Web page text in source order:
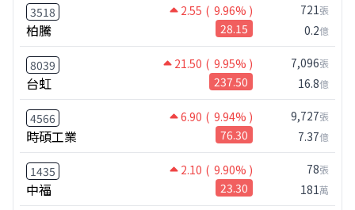
3518 2.55 ( 9.96% )
柏騰 28.15
721張
0.2億
8039 21.50 ( 9.95% )
台虹 237.50
7,096張
16.8億
4566 6.90 ( 9.94% )
時碩工業 76.30
9,727張
7.37億
1435 2.10 ( 9.90% )
中福 23.30
78張
181萬